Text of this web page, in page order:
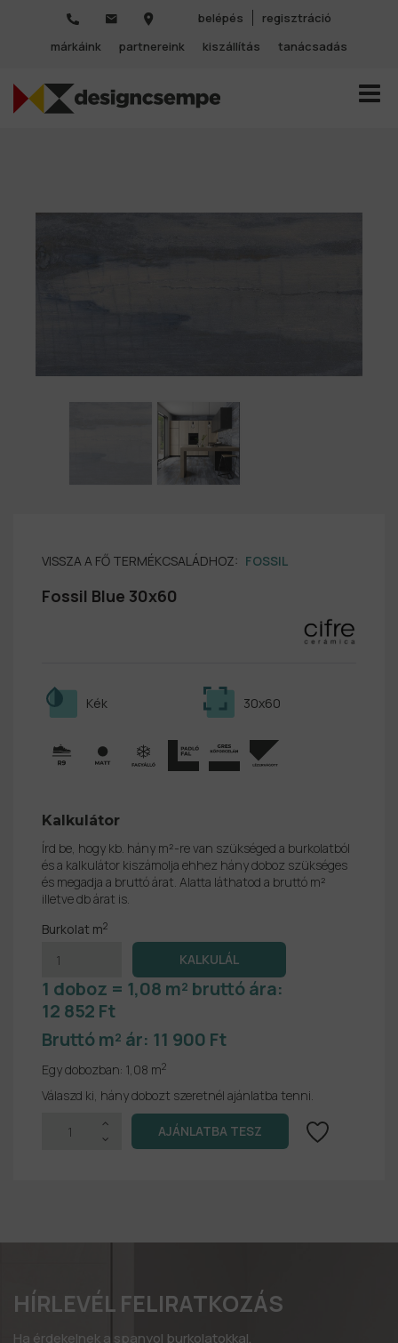
belépés
regisztráció
márkáink
partnereink kiszállítás tanácsadás
VISSZA A FŐ TERMÉKCSALÁDHOZ: FOSSIL
Fossil Blue 30x60
30x60
Kék
Kalkulátor
Írd be, hogy kb. hány m²-re van szükséged a burkolatból
és a kalkulátor kiszámolja ehhez hány doboz szükséges
és megadja a bruttó árat. Alatta láthatod a bruttó m²
illetve db árat is.
Burkolat m2
1 doboz = 1,08 m² bruttó ára:
12 852 Ft
Bruttó m² ár: 11 900 Ft
Egy dobozban: 1,08 m2
Válaszd ki, hány dobozt szeretnél ajánlatba tenni.
HÍRLEVÉL FELIRATKOZÁS
Ha érdekelnek a spanyol burkolatokkal,